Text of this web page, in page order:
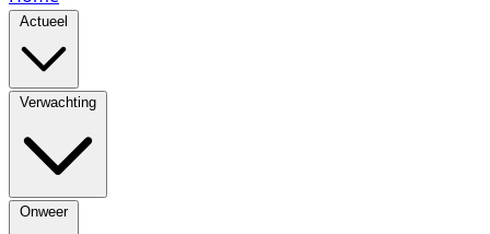
Actueel
Verwachting
Onweer